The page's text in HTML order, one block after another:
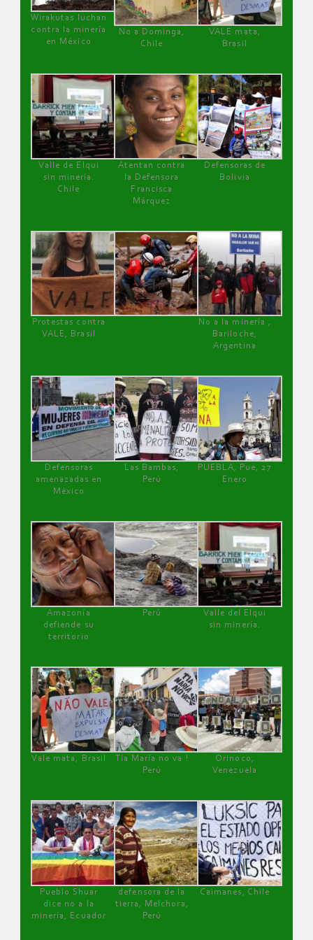
Wirakutas luchan
contra la minería
en México
No a Dominga,
Chile
VALE mata,
Brasil
Valle de Elqui
sin minería.
Chile
Atentan contra
la Defensora
Francisca
Márquez
Defensoras de
Bolivia
Protestas contra
VALE, Brasil
No a la minería ,
Bariloche,
Argentina
Defensoras
amenazadas en
México
Las Bambas,
Perú
PUEBLA, Pue, 27
Enero
Amazonía
defiende su
territorio
Perú
Valle del Elqui
sin minería.
Vale mata, Brasil
Tía María no va !
Perú
Orinoco,
Venezuela
Pueblo Shuar
dice no a la
minería, Ecuador
defensora de la
tierra, Melchora,
Perú
Caimanes, Chile